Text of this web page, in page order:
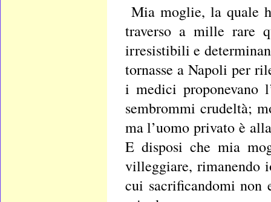
Mia moglie, la quale
traverso a mille rare
irresistibili e
tornasse a Napoli per
i medici proponevano
sembrommi crudeltà;
ma l’uomo privato è
E disposi che mia
villeggiare, rimanendo
cui sacrificandomi non